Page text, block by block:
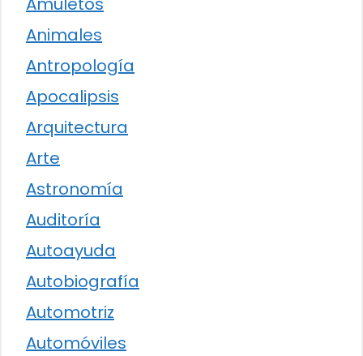
Animales
Antropología
Apocalipsis
Arquitectura
Arte
Astronomía
Auditoría
Autoayuda
Autobiografía
Automotriz
Automóviles